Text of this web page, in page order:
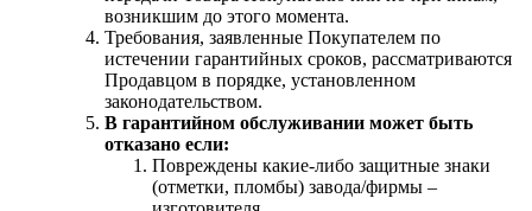
возникшим до этого момента.
Требования, заявленные Покупателем по
истечении гарантийных сроков, рассматриваются
Продавцом в порядке, установленном
законодательством.
В гарантийном обслуживании может быть
отказано если:
Повреждены какие-либо защитные знаки
(отметки, пломбы) завода/фирмы –